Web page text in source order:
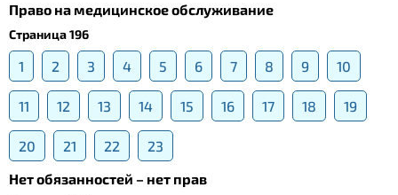
Право на медицинское обслуживание
Страница 196
1 2 3 4 5 6 7 8 9 10
11 12 13 14 15 16 17 18 19
20 21 22
23
Нет обязанностей – нет прав